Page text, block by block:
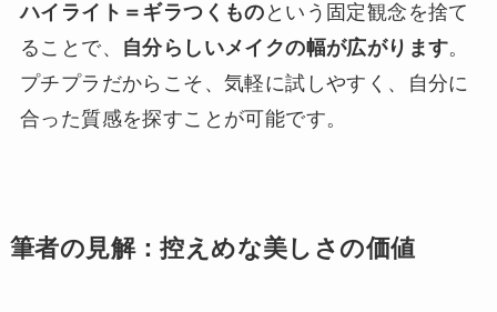
ハイライト＝ギラつくもの という固定観念を捨て
ることで、
自分らしいメイクの幅が広がります。
プチプラだからこそ、気軽に試しやすく、自分に
合った質感を探すことが可能です。
筆者の見解：控えめな美しさの価値